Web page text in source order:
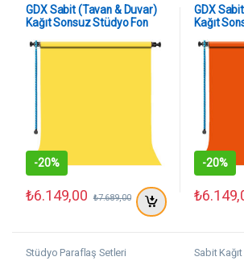
GDX Sabit (Tavan & Duvar)
Kağıt Sonsuz Stüdyo Fon
Metre
-20%
₺6.149,00 ₺7.689,00
GDX
Kağıt
Metre
-20%
₺
Stüdyo Paraflaş Setleri Sabit